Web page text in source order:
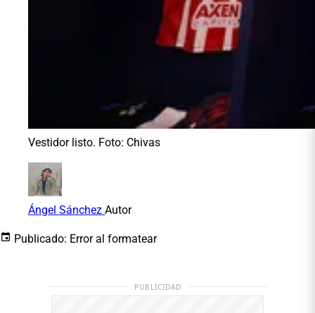
Vestidor listo. Foto: Chivas
Ángel Sánchez Autor
Publicado: Error al formatear
PUBLICIDAD